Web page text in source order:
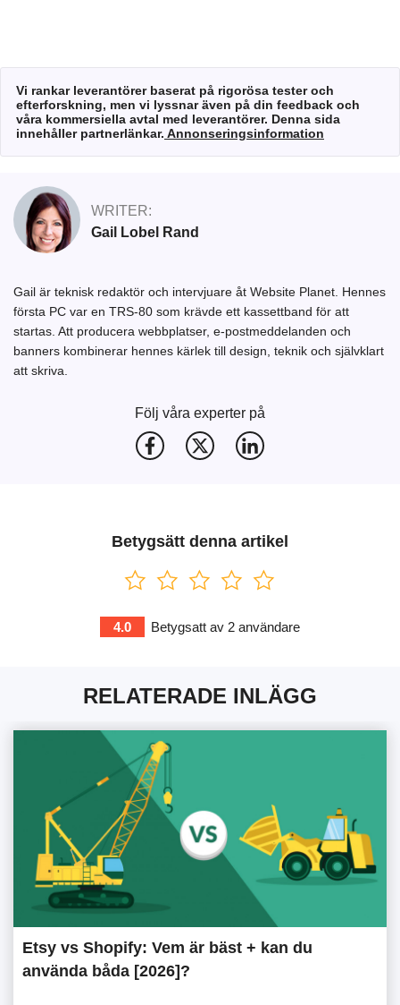
Vi rankar leverantörer baserat på rigorösa tester och
efterforskning, men vi lyssnar även på din feedback och
våra kommersiella avtal med leverantörer. Denna sida
innehåller partnerlänkar. Annonseringsinformation
WRITER:
Gail Lobel Rand
Gail är teknisk redaktör och intervjuare åt Website Planet. Hennes
första PC var en TRS-80 som krävde ett kassettband för att
startas. Att producera webbplatser, e-postmeddelanden och
banners kombinerar hennes kärlek till design, teknik och självklart
att skriva.
Följ våra experter på
Betygsätt denna artikel
4.0 Betygsatt av 2 användare
RELATERADE INLÄGG
Etsy vs Shopify: Vem är bäst + kan du
använda båda [2026]?